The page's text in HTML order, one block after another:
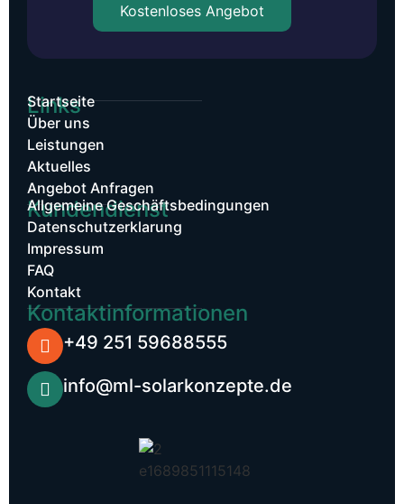
Kostenloses Angebot
Links
Startseite
Über uns
Leistungen
Aktuelles
Angebot Anfragen
Kundendienst​
Allgemeine Geschäftsbedingungen
Datenschutzerklarung
Impressum
FAQ
Kontakt
Kontaktinformationen
+49 251 59688555
info@ml-solarkonzepte.de